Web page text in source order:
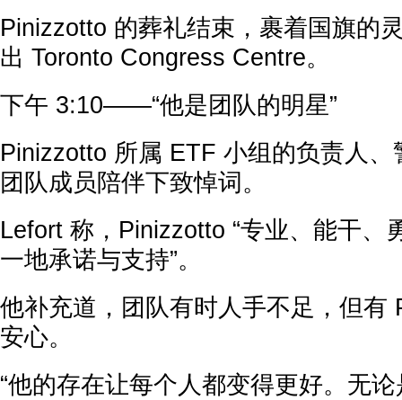
Pinizzotto 的葬礼结束，裹着国旗的
出 Toronto Congress Centre。
下午 3:10——“他是团队的明星”
Pinizzotto 所属 ETF 小组的负责人
团队成员陪伴下致悼词。
Lefort 称，Pinizzotto “专业、能干、
一地承诺与支持”。
他补充道，团队有时人手不足，但有
安心。
“他的存在让每个人都变得更好。无